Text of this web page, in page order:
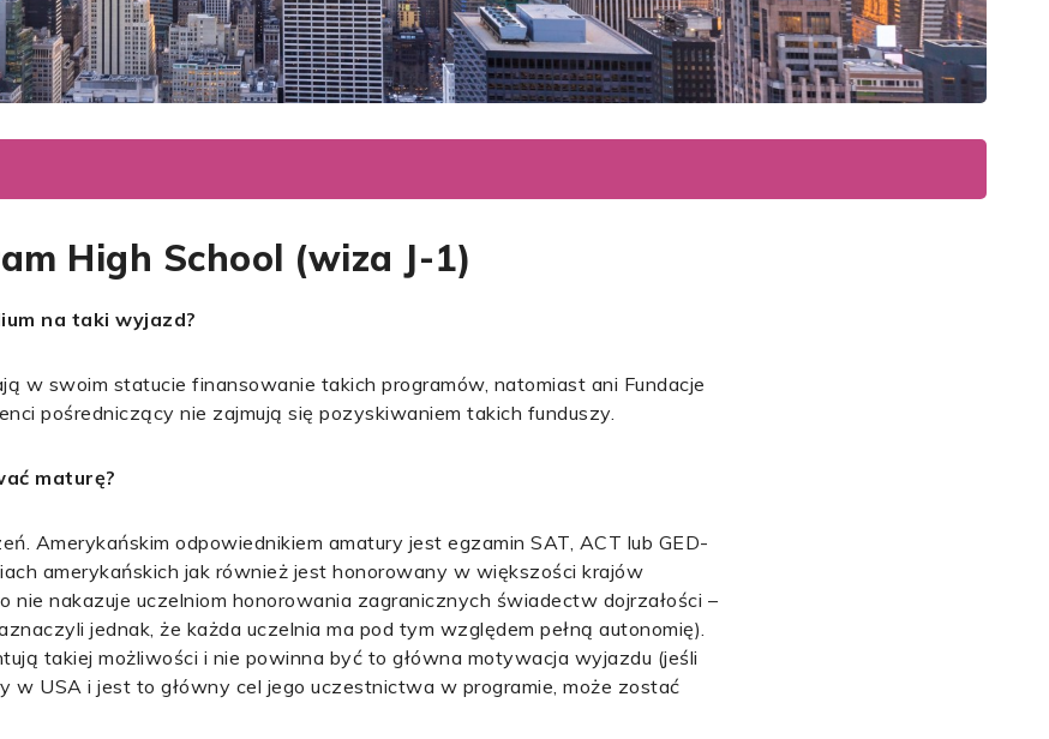
High School (wiza J-1)
na taki wyjazd?
w swoim statucie finansowanie takich programów, natomiast ani Fundacje
pośredniczący nie zajmują się pozyskiwaniem takich funduszy.
maturę?
Amerykańskim odpowiednikiem amatury jest egzamin SAT, ACT lub GED-
amerykańskich jak również jest honorowany w większości krajów
nie nakazuje uczelniom honorowania zagranicznych świadectw dojrzałości –
jednak, że każda uczelnia ma pod tym względem pełną autonomię).
takiej możliwości i nie powinna być to główna motywacja wyjazdu (jeśli
w USA i jest to główny cel jego uczestnictwa w programie, może zostać